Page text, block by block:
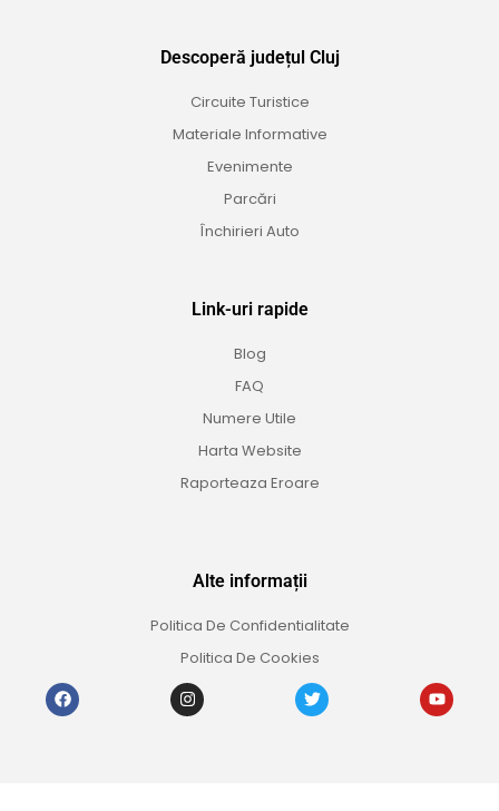
Descoperă județul Cluj
Circuite Turistice
Materiale Informative
Evenimente
Parcări
Închirieri Auto
Link-uri rapide
Blog
FAQ
Numere Utile
Harta Website
Raporteaza Eroare
Alte informații
Politica De Confidentialitate
Politica De Cookies